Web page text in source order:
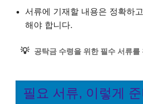
서류에 기재할 내용은 정확하
해야 합니다.
💡 공탁금 수령을 위한 필수 서류를
필요 서류, 이렇게